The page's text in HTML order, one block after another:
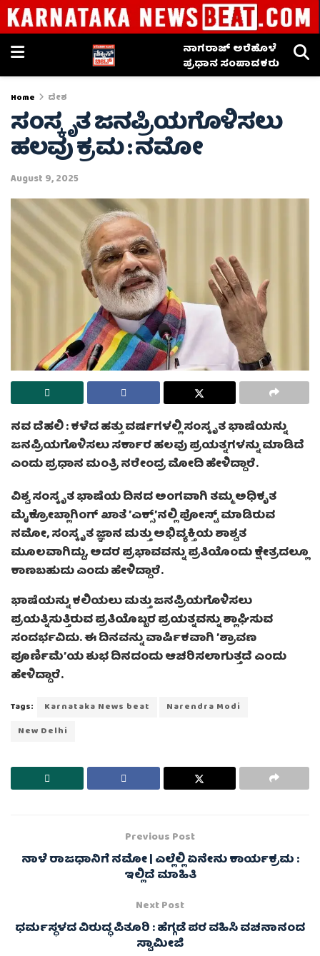
ನಾಗರಾಜ್ ಅರೆಹೊಳೆ
ಪ್ರಧಾನ ಸಂಪಾದಕರು
Home ದೇಶ
ಸಂಸ್ಕೃತ ಜನಪ್ರಿಯಗೊಳಿಸಲು
ಹಲವು ಕ್ರಮ : ನಮೋ
August 9, 2025
ನವ ದೆಹಲಿ : ಕಳೆದ ಹತ್ತು ವರ್ಷಗಳಲ್ಲಿ ಸಂಸ್ಕೃತ ಭಾಷೆಯನ್ನು
ಜನಪ್ರಿಯಗೊಳಿಸಲು ಸರ್ಕಾರ ಹಲವು ಪ್ರಯತ್ನಗಳನ್ನು ಮಾಡಿದೆ
ಎಂದು ಪ್ರಧಾನ ಮಂತ್ರಿ ನರೇಂದ್ರ ಮೋದಿ ಹೇಳಿದ್ದಾರೆ.
ವಿಶ್ವ ಸಂಸ್ಕೃತ ಭಾಷೆಯ ದಿನದ ಅಂಗವಾಗಿ ತಮ್ಮ ಅಧಿಕೃತ
ಮೈಕ್ರೋಬ್ಲಾಗಿಂಗ್‌ ಖಾತೆ ʼಎಕ್ಸ್‌ʼನಲ್ಲಿ ಪೋಸ್ಟ್‌ ಮಾಡಿರುವ
ನಮೋ, ಸಂಸ್ಕೃತ ಜ್ಞಾನ ಮತ್ತು ಅಭಿವ್ಯಕ್ತಿಯ ಶಾಶ್ವತ
ಮೂಲವಾಗಿದ್ದು, ಅದರ ಪ್ರಭಾವವನ್ನು ಪ್ರತಿಯೊಂದು ಕ್ಷೇತ್ರದಲ್ಲೂ
ಕಾಣಬಹುದು ಎಂದು ಹೇಳಿದ್ದಾರೆ.
ಭಾಷೆಯನ್ನು ಕಲಿಯಲು ಮತ್ತು ಜನಪ್ರಿಯಗೊಳಿಸಲು
ಪ್ರಯತ್ನಿಸುತ್ತಿರುವ ಪ್ರತಿಯೊಬ್ಬರ ಪ್ರಯತ್ನವನ್ನು ಶ್ಲಾಘಿಸುವ
ಸಂದರ್ಭವಿದು. ಈ ದಿನವನ್ನು ವಾರ್ಷಿಕವಾಗಿ ʼಶ್ರಾವಣ
ಪೂರ್ಣಿಮೆʼಯ ಶುಭ ದಿನದಂದು ಆಚರಿಸಲಾಗುತ್ತದೆ ಎಂದು
ಹೇಳಿದ್ದಾರೆ.
Tags: Karnataka News beat
Narendra Modi
New Delhi
Previous Post
ನಾಳೆ ರಾಜಧಾನಿಗೆ ನಮೋ | ಎಲ್ಲೆಲ್ಲಿ ಏನೇನು ಕಾರ್ಯಕ್ರಮ :
ಇಲ್ಲಿದೆ ಮಾಹಿತಿ
Next Post
ಧರ್ಮಸ್ಥಳದ ವಿರುದ್ಧ ಪಿತೂರಿ : ಹೆಗ್ಗಡೆ ಪರ ವಹಿಸಿ ವಚನಾನಂದ
ಸ್ವಾಮೀಜಿ